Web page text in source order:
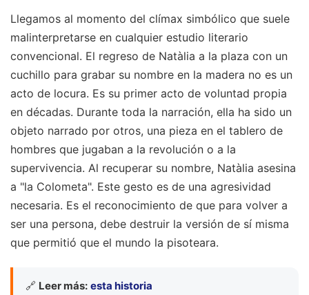
Llegamos al momento del clímax simbólico que suele
malinterpretarse en cualquier estudio literario
convencional. El regreso de Natàlia a la plaza con un
cuchillo para grabar su nombre en la madera no es un
acto de locura. Es su primer acto de voluntad propia
en décadas. Durante toda la narración, ella ha sido un
objeto narrado por otros, una pieza en el tablero de
hombres que jugaban a la revolución o a la
supervivencia. Al recuperar su nombre, Natàlia asesina
a "la Colometa". Este gesto es de una agresividad
necesaria. Es el reconocimiento de que para volver a
ser una persona, debe destruir la versión de sí misma
que permitió que el mundo la pisoteara.
🔗 Leer más: esta historia